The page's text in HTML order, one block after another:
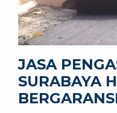
JASA
SURABAYA